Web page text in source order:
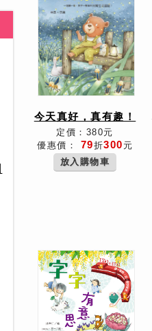
今天真好，真有趣！
定價：380元
優惠價： 79折300 元
放入購物車